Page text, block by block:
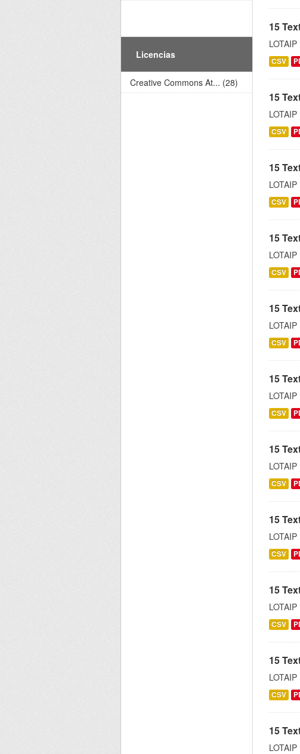
15
LOTAIP
CSV
15
LOTAIP
CSV
15
LOTAIP
CSV
15
LOTAIP
CSV
15
LOTAIP
CSV
15
LOTAIP
CSV
15
LOTAIP
CSV
15
LOTAIP
CSV
15
LOTAIP
CSV
15
LOTAIP
CSV
15
LOTAIP
Licencias
Creative Commons At... (28)